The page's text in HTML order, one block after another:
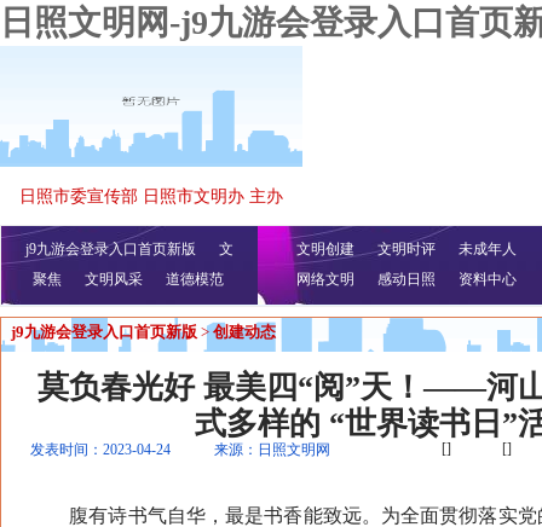
日照文明网-j9九游会登录入口首页
日照市委宣传部 日照市文明办 主办
j9九游会登录入口首页新版
文
明播报
公益视频
聚焦 文明风采 道德模范
文明创建 文明时评
未成年人
网络文明
感动日照 资料中心
j9九游会登录入口首页新版 > 创建动态
莫负春光好 最美四“阅”天！——河
式多样的 “世界读书日”
发表时间：2023-04-24 来源：日照文明网 [] []
腹有诗书气自华，最是书香能致远。为全面贯彻落实党